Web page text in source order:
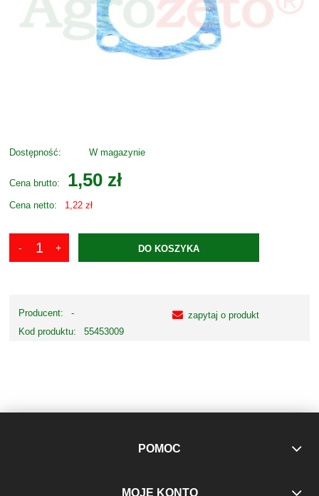
Dostępność: W magazynie
Cena brutto: 1,50 zł
Cena netto: 1,22 zł
DO KOSZYKA
Producent:
-
Kod produktu:
55453009
zapytaj o produkt
POMOC
MOJE KONTO